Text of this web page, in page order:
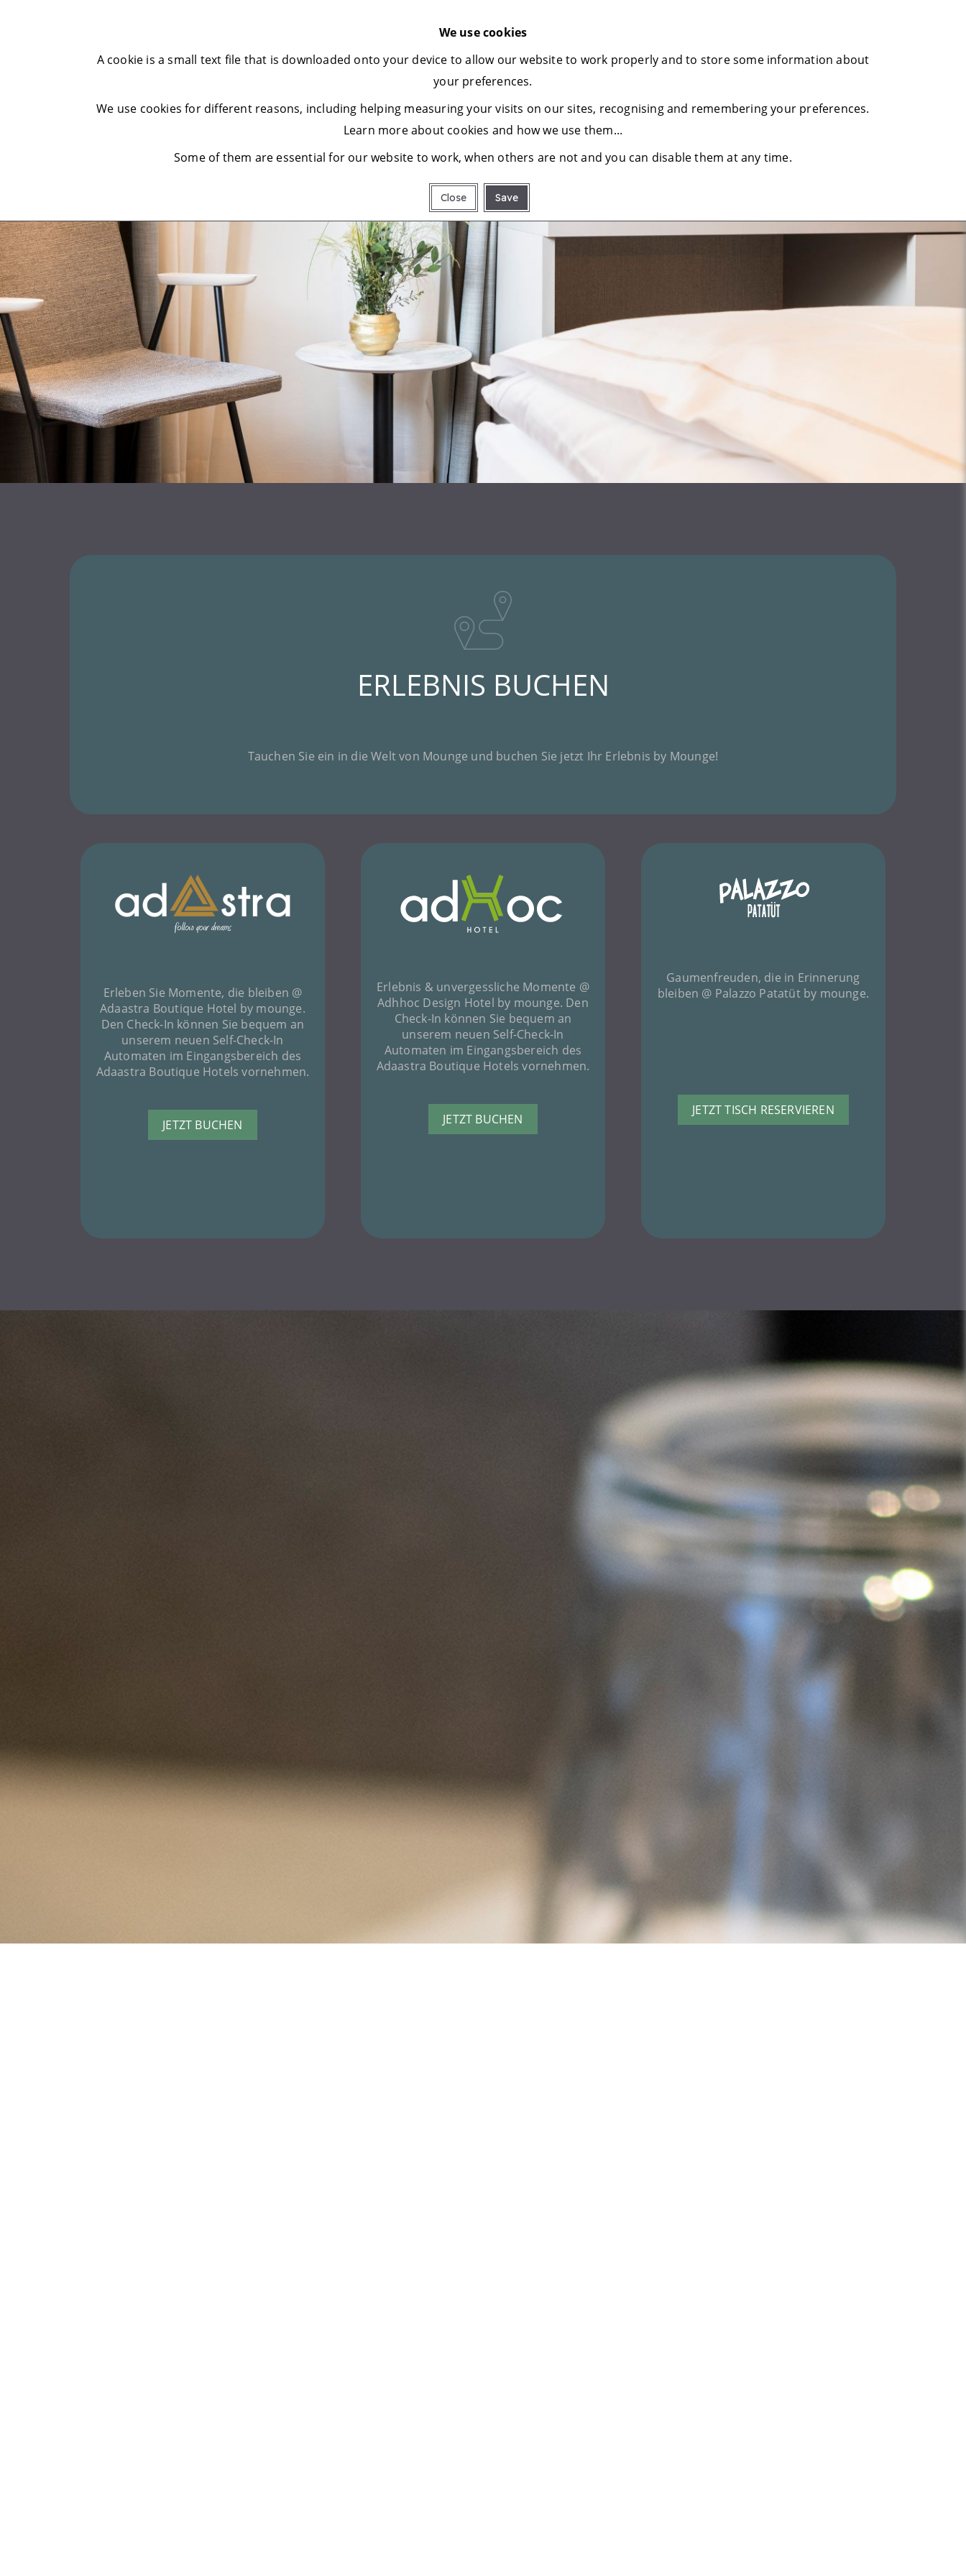
ERLEBNIS BUCHEN
Tauchen Sie ein in die Welt von Mounge und buchen Sie jetzt Ihr Erlebnis by Mounge!
Erleben Sie Momente, die bleiben @
Adaastra Boutique Hotel by mounge.
Den Check-In können Sie bequem an
unserem neuen Self-Check-In
Automaten im Eingangsbereich des
Adaastra Boutique Hotels vornehmen.
JETZT BUCHEN
Erlebnis & unvergessliche Momente @
Adhhoc Design Hotel by mounge. Den
Check-In können Sie bequem an
unserem neuen Self-Check-In
Automaten im Eingangsbereich des
Adaastra Boutique Hotels vornehmen.
JETZT BUCHEN
Gaumenfreuden, die in Erinnerung
bleiben @ Palazzo Patatüt by mounge.
JETZT TISCH RESERVIEREN
We use cookies
A cookie is a small text file that is downloaded onto your device to allow our website to work properly and to store some information about
your preferences.
We use cookies for different reasons, including helping measuring your visits on our sites, recognising and remembering your preferences.
Learn more about cookies and how we use them...
Some of them are essential for our website to work, when others are not and you can disable them at any time.
Close Save